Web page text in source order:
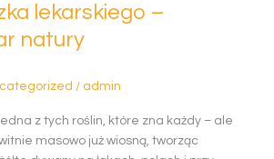
lekarskiego –
natury
/ admin
z tych roślin, które zna każdy – ale
masowo już wiosną, tworząc